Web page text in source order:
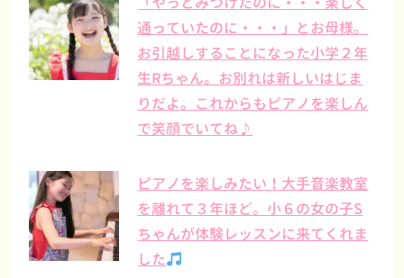
通っていたのに・・・」とお母様。
お引越しすることになった小学２年
生Rちゃん。お別れは新しいはじま
りだよ。これからもピアノを楽しん
で笑顔でいてね♪
ピアノを楽しみたい！大手音楽教室
を離れて３年ほど。小６の女の子S
ちゃんが体験レッスンに来てくれま
した